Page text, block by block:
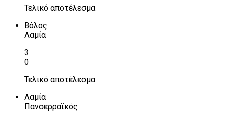
Τελικό αποτέλεσμα
Βόλος
Λαμία
3
0
Τελικό αποτέλεσμα
Λαμία
Πανσερραϊκός